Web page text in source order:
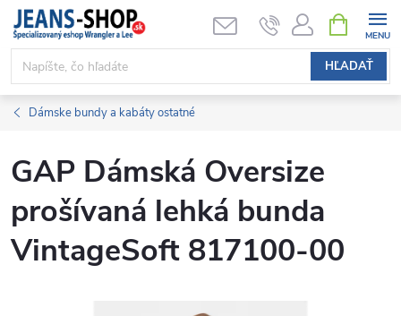
Prejsť
obsah
HĽADAŤ
KOŠÍK
Dámske bundy a kabáty ostatné
GAP Dámská Oversize
prošívaná lehká bunda
VintageSoft 817100-00